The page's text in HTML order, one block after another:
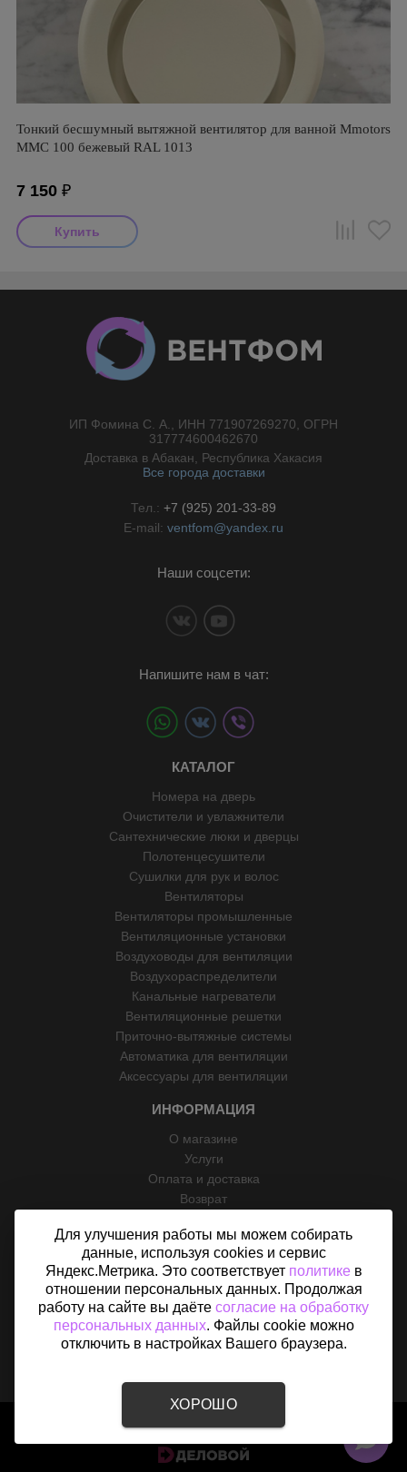
Тонкий бесшумный вытяжной вентилятор для ванной Mmotors
ММC 100 бежевый RAL 1013
7 150 ₽
ИП Фомина С. А., ИНН 771907269270, ОГРН
317774600462670
Доставка в Абакан, Республика Хакасия
Все города доставки
Тел.: +7 (925) 201-33-89
E-mail: ventfom@yandex.ru
Наши соцсети:
Напишите нам в чат:
КАТАЛОГ
Номера на дверь
Очистители и увлажнители
Сантехнические люки и дверцы
Полотенцесушители
Сушилки для рук и волос
Вентиляторы
Вентиляторы промышленные
Вентиляционные установки
Воздуховоды для вентиляции
Воздухораспределители
Канальные нагреватели
Вентиляционные решетки
Приточно-вытяжные системы
Автоматика для вентиляции
Аксессуары для вентиляции
ИНФОРМАЦИЯ
О магазине
Услуги
Оплата и доставка
Возврат
Контакты
Политика конфиденциальности
Согласие на обработку персональных данных
Карта сайта
2015 - 2026 © «Вентфом» - Интернет-магазин вентиляции в
Для улучшения работы мы можем собирать
данные, используя cookies и сервис
Яндекс.Метрика. Это соответствует политикев
отношении персональных данных. Продолжая
работу на сайте вы даёте согласие на обработку
персональных данных. Файлы cookie можно
отключить в настройках Вашего браузера.
ХОРОШО